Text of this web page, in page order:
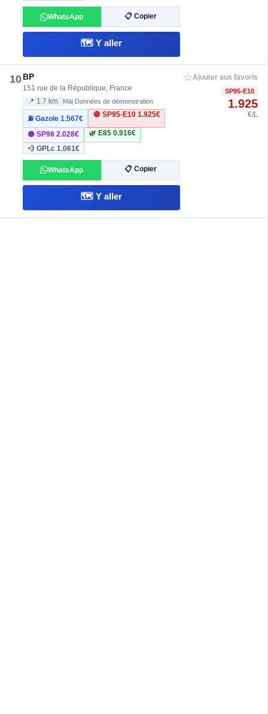
WhatsApp 📋 Copier
🗺️ Y aller
10BP
151 rue de la République, France
📍 1.7 km Màj Données de démonstration
⛽ Gazole1.567€
🔴 SP95-E10 1.925€
🟣 SP982.028€ 🌿 E85 0.916€
💨 GPLc1.061€
WhatsApp 📋 Copier
🗺️ Y aller
☆Ajouter aux favoris
SP95-E10
1.925
€/L